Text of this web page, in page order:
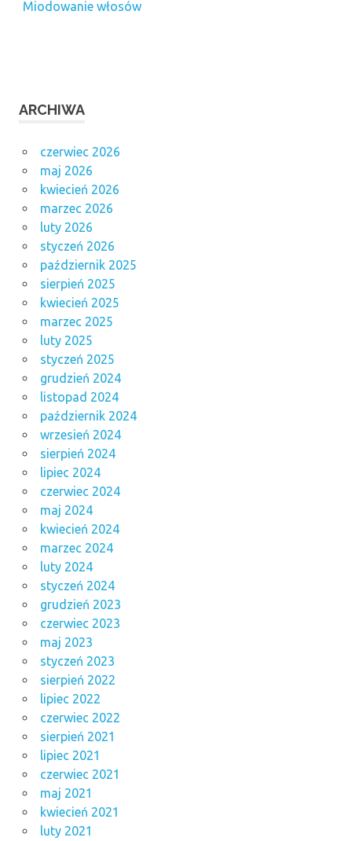
Miodowanie włosów
ARCHIWA
czerwiec 2026
maj 2026
kwiecień 2026
marzec 2026
luty 2026
styczeń 2026
październik 2025
sierpień 2025
kwiecień 2025
marzec 2025
luty 2025
styczeń 2025
grudzień 2024
listopad 2024
październik 2024
wrzesień 2024
sierpień 2024
lipiec 2024
czerwiec 2024
maj 2024
kwiecień 2024
marzec 2024
luty 2024
styczeń 2024
grudzień 2023
czerwiec 2023
maj 2023
styczeń 2023
sierpień 2022
lipiec 2022
czerwiec 2022
sierpień 2021
lipiec 2021
czerwiec 2021
maj 2021
kwiecień 2021
luty 2021